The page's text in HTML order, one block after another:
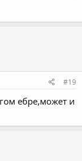
#19
ебре,может и